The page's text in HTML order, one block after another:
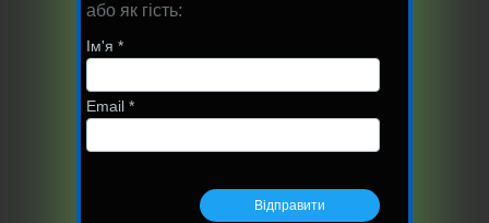
або як гість:
Ім'я *
Email *